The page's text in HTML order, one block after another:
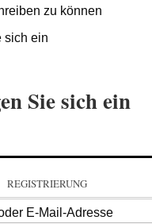
zu können
sich ein
Sie sich ein
REGISTRIERUNG
E-Mail-Adresse